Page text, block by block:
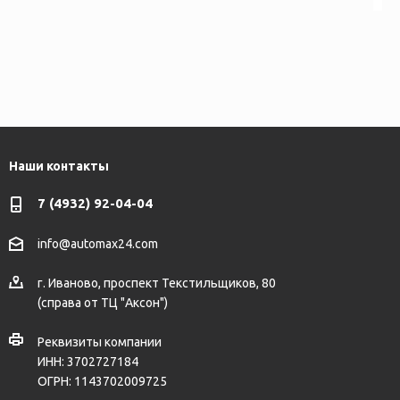
Наши контакты
7 (4932) 92-04-04
info@automax24.com
г. Иваново, проспект Текстильщиков, 80
(справа от ТЦ "Аксон")
Реквизиты компании
ИНН: 3702727184
ОГРН: 1143702009725